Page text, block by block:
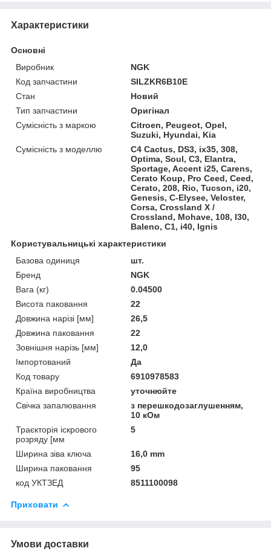
Характеристики
Основні
Виробник
NGK
Код запчастини
SILZKR6B10E
Стан
Новий
Тип запчастини
Оригінал
Сумісність з маркою
Citroen, Peugeot, Opel,
Suzuki, Hyundai, Kia
Сумісність з моделлю
C4 Cactus, DS3, ix35, 308,
Optima, Soul, C3, Elantra,
Sportage, Accent i25, Carens,
Cerato Koup, Pro Ceed, Ceed,
Cerato, 208, Rio, Tucson, i20,
Genesis, C-Elysee, Veloster,
Corsa, Crossland X /
Crossland, Mohave, 108, I30,
Baleno, C1, i40, Ignis
Користувальницькі характеристики
Базова одиниця
шт.
Бренд
NGK
Вага (кг)
0.04500
Висота паковання
22
Довжина нарізі [мм]
26,5
Довжина паковання
22
Зовнішня нарізь [мм]
12,0
Імпортований
Да
Код товару
6910978583
Країна виробництва
уточнюйте
Свічка запалювання
з перешкодозаглушенням,
10 кОм
Траєкторія іскрового
розряду [мм
5
Ширина зіва ключа
16,0 mm
Ширина паковання
95
код УКТЗЕД
8511100098
Приховати
Умови доставки